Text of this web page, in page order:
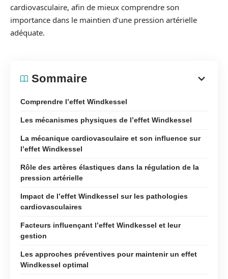
cardiovasculaire, afin de mieux comprendre son
importance dans le maintien d’une pression artérielle
adéquate.
Sommaire
Comprendre l’effet Windkessel
Les mécanismes physiques de l’effet Windkessel
La mécanique cardiovasculaire et son influence sur
l’effet Windkessel
Rôle des artères élastiques dans la régulation de la
pression artérielle
Impact de l’effet Windkessel sur les pathologies
cardiovasculaires
Facteurs influençant l’effet Windkessel et leur
gestion
Les approches préventives pour maintenir un effet
Windkessel optimal